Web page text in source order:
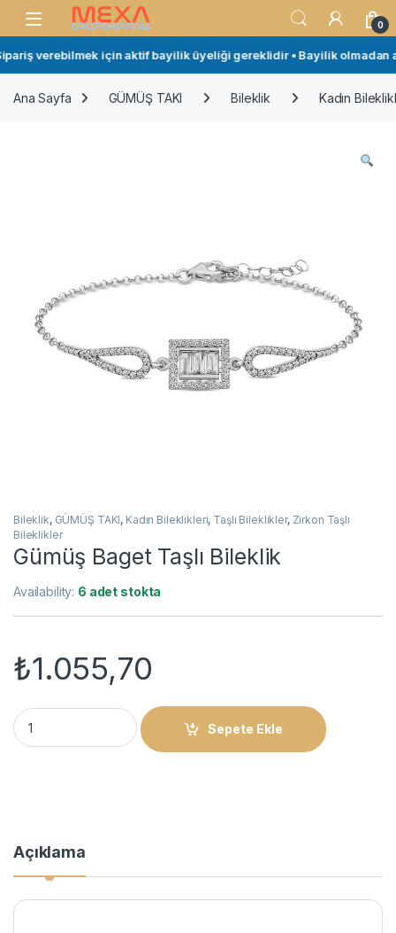
Skip to navigation
Skip to content
Open 0
verebilmek için aktif bayilik üyeliği gereklidir • Bayilik olmadan
Ana Sayfa GÜMÜŞ TAKI Bileklik Kadın
Bileklik, GÜMÜŞ TAKI, Kadın Bileklikleri, Taşlı Bileklikler, Zirkon Taşlı
Bileklikler
Gümüş Baget Taşlı Bileklik
Availability: 6 adet stokta
₺1.055,70
Gümüş Baget Taşlı Bileklik quantity
Sepete Ekle
Açıklama